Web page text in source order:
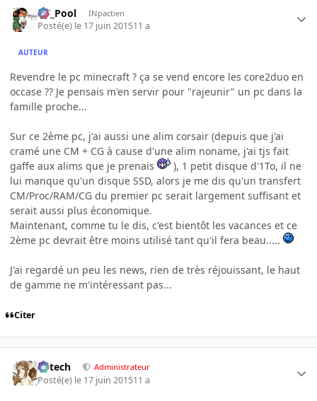
DT_Pool INpactien
Posté(e) le 17 juin 201511 a
AUTEUR
Revendre le pc minecraft ? ça se vend encore les core2duo en
occase ?? Je pensais m'en servir pour "rajeunir" un pc dans la
famille proche...
Sur ce 2ème pc, j'ai aussi une alim corsair (depuis que j'ai
cramé une CM + CG à cause d'une alim noname, j'ai tjs fait
gaffe aux alims que je prenais
), 1 petit disque d'1To, il ne
lui manque qu'un disque SSD, alors je me dis qu'un transfert
CM/Proc/RAM/CG du premier pc serait largement suffisant et
serait aussi plus économique.
Maintenant, comme tu le dis, c'est bientôt les vacances et ce
2ème pc devrait être moins utilisé tant qu'il fera beau.....
J'ai regardé un peu les news, rien de très réjouissant, le haut
de gamme ne m'intéressant pas...
Citer
Edtech Administrateur
Posté(e) le 17 juin 201511 a